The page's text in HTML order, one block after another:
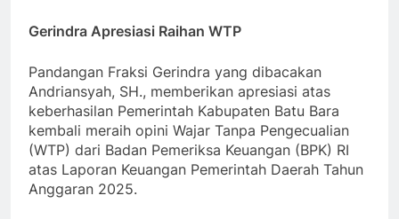
Gerindra Apresiasi Raihan WTP
Pandangan Fraksi Gerindra yang dibacakan
Andriansyah, SH., memberikan apresiasi atas
keberhasilan Pemerintah Kabupaten Batu Bara
kembali meraih opini Wajar Tanpa Pengecualian
(WTP) dari Badan Pemeriksa Keuangan (BPK) RI
atas Laporan Keuangan Pemerintah Daerah Tahun
Anggaran 2025.